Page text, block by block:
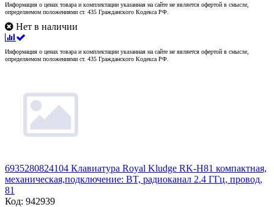
Информация о ценах товара и комплектации указанная на сайте не является офертой в смысле,
определяемом положениями ст. 435 Гражданского Кодекса РФ.
Нет в наличии
Информация о ценах товара и комплектации указанная на сайте не является офертой в смысле,
определяемом положениями ст. 435 Гражданского Кодекса РФ.
6935280824104 Клавиатура Royal Kludge RK-H81 компактная,
механическая,подключение: BT, радиоканал 2.4 ГГц, провод,
81
Код: 942939